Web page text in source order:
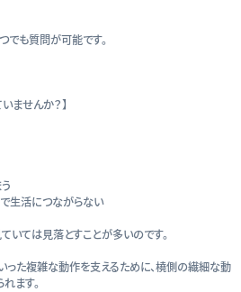
でも質問が可能です。
ませんか？】
生活につながらない
いては見落とすことが多いのです。
った複雑な動作を支えるために、橈側の繊細な動
ます。